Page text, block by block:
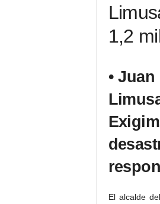
1,2
•
El alcalde